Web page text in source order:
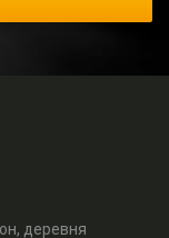
деревня